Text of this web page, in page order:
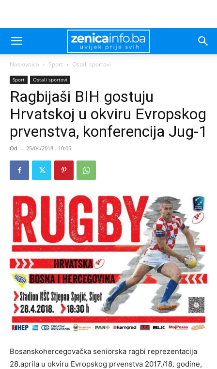
Naslovnica Sport Ostali sportovi
Sport Ostali sportovi
Ragbijaši BIH gostuju
Hrvatskoj u okviru Evropskog
prvenstva, konferencija Jug-1
Od - 25/04/2018 - 10:05
Bosanskohercegovačka seniorska ragbi reprezentacija
28.aprila u okviru Evropskog prvenstva 2017./18. godine,